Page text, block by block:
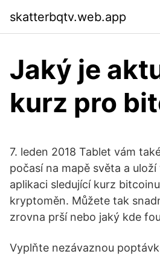
skatterbqtv.web.app
Jaký je
kurz pro
7. leden 2018 Tablet vám
počasí na mapě světa a
aplikaci sledující kurz
kryptoměn. Můžete tak
zrovna prší nebo jaký kde
Vyplňte nezávaznou